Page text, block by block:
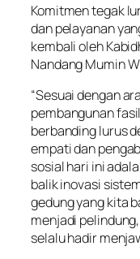
Komitmen tegak
dan pelayanan
kembali oleh
Nandang Mumin
“Sesuai dengan
pembangunan
berbanding lurus
empati dan
sosial hari ini
balik inovasi
gedung yang kita
menjadi
selalu hadir